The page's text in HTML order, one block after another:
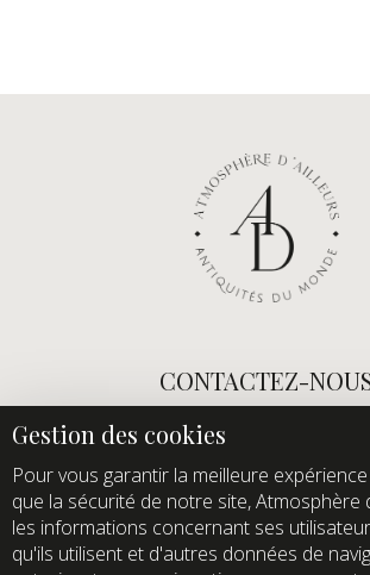
CONTACTEZ-
Tel :
+33 (0)1 60 12 68 26
Domaine de Quincampoix
Route de Roussigny
91470 Les Molières
Pour vous garantir la meilleure
que la sécurité de notre site, Atmosphère
les informations concernant ses
qu'ils utilisent et d'autres données de